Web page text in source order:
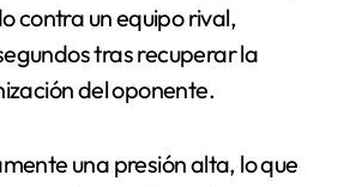
contra un equipo rival,
tras recuperar la
del oponente.
una presión alta, lo que